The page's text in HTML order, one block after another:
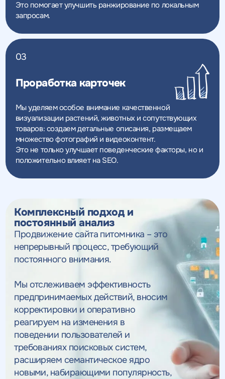
Это помогает улучшить ранжирование по локальным
запросам.
03
Проработка карточек
Мы уделяем особое внимание качественной
визуализации растений, животных и сопутствующих
товаров: создаем детальные описания, размещаем
множество фотографий и видеоконтент.
Это не только улучшает поведенческие факторы, но и
положительно влияет на SEO.
Комплексный подход и
постоянный анализ
Продвижение сайта питомника – это
непрерывный процесс, требующий
постоянного внимания.
Мы отслеживаем эффективность
предпринимаемых действий, вносим
корректировки и оперативно
реагируем на изменения в
поведении пользователей и
требованиях поисковых систем,
расширяем семантическое ядро
новыми, набирающими популярность,